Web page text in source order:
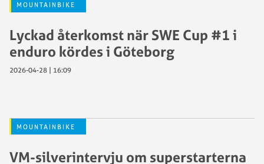
MOUNTAINBIKE
Lyckad återkomst när SWE Cup #1 i
enduro kördes i Göteborg
2026-04-28 | 16:09
MOUNTAINBIKE
VM-silverintervju om superstarterna